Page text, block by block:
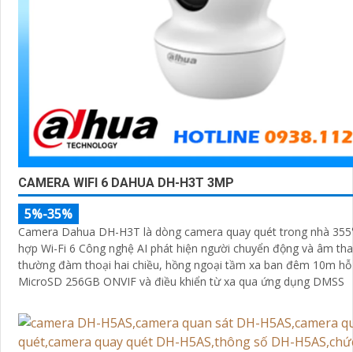
CAMERA WIFI 6 DAHUA DH-H3T 3MP
5%-35%
Camera Dahua DH-H3T là dòng camera quay quét trong nhà
hợp Wi-Fi 6 Công nghệ AI phát hiện người chuyển động và âm
thường đàm thoại hai chiều, hồng ngoại tầm xa ban đêm 10m
MicroSD 256GB ONVIF và điều khiển từ xa qua ứng dụng DMSS